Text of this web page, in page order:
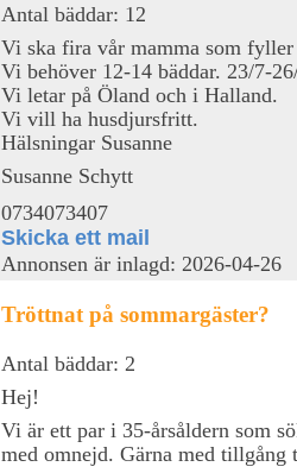
Antal bäddar: 12
Vi ska fira vår mamma som fyller
Vi behöver 12-14 bäddar. 23/7-
Vi letar på Öland och i Halland.
Vi vill ha husdjursfritt.
Hälsningar Susanne
Susanne Schytt
0734073407
Skicka ett mail
Annonsen är inlagd: 2026-04-26
Tröttnat på sommargäster?
Antal bäddar: 2
Hej!
Vi är ett par i 35-årsåldern som
med omnejd. Gärna med